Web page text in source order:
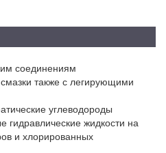
соединениям
также с легирующими
углеводороды
гидравлические жидкости на
и хлорированных